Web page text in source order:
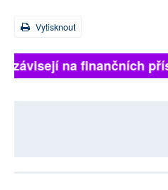
Vytisknout
na finančních